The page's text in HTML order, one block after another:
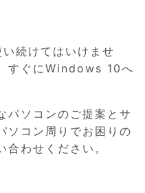
続けてはいけませ
すぐにWindows 10へ
パソコンのご提案とサ
ソコン周りでお困りの
わせください。